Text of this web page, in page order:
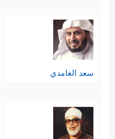
سعد الغامدي